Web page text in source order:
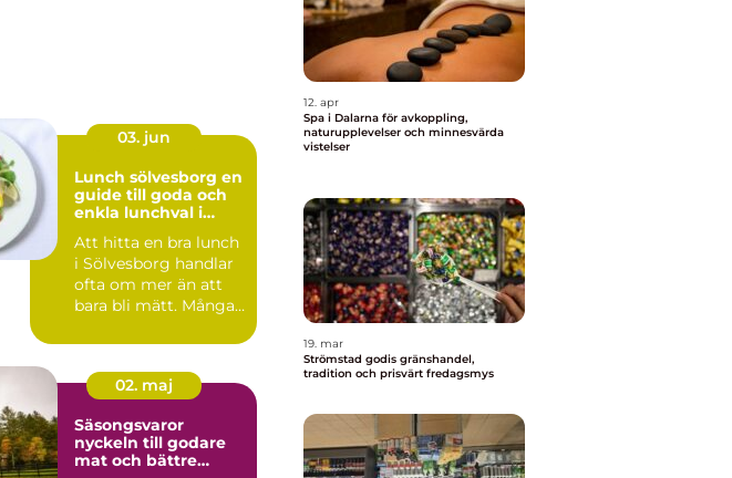
03. jun
Lunch sölvesborg en
guide till goda och
enkla lunchval i
Att hitta en bra lunch
i Sölvesborg handlar
ofta om mer än att
bara bli mätt. Många
02. maj
Säsongsvaror
nyckeln till godare
mat och bättre
12. apr
Spa i Dalarna för avkoppling,
naturupplevelser och minnesvärda
vistelser
19. mar
Strömstad godis gränshandel,
tradition och prisvärt fredagsmys